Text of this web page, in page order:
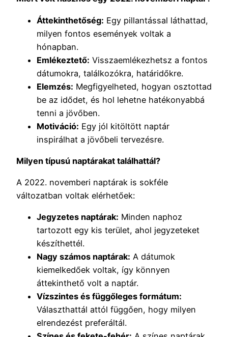
Áttekinthetőség: Egy pillantással láthattad,
milyen fontos események voltak a
hónapban.
Emlékeztető: Visszaemlékezhetsz a fontos
dátumokra, találkozókra, határidőkre.
Elemzés: Megfigyelheted, hogyan osztottad
be az idődet, és hol lehetne hatékonyabbá
tenni a jövőben.
Motiváció: Egy jól kitöltött naptár
inspirálhat a jövőbeli tervezésre.
Milyen típusú naptárakat találhattál?
A 2022. novemberi naptárak is sokféle
változatban voltak elérhetőek:
Jegyzetes naptárak: Minden naphoz
tartozott egy kis terület, ahol jegyzeteket
készíthettél.
Nagy számos naptárak: A dátumok
kiemelkedőek voltak, így könnyen
áttekinthető volt a naptár.
Vízszintes és függőleges formátum:
Választhattál attól függően, hogy milyen
elrendezést preferáltál.